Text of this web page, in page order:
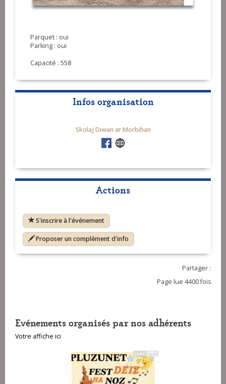
Parquet : oui
Parking : oui
Capacité : 558
Infos organisation
Skolaj Diwan ar Morbihan
Actions
S'inscrire à l'événement
Proposer un complément d'info
Partager :
Page lue 4400 fois
Evénements organisés par nos adhérents
Votre affiche ici